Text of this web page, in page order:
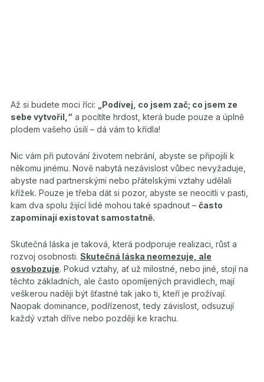
Až si budete moci říci:
„Podívej, co jsem zač; co jsem ze
sebe vytvořil,“ a pocítíte hrdost, která bude pouze a úplně
plodem vašeho úsilí – dá vám to křídla!
Nic vám při putování životem nebrání, abyste se připojili k
někomu jinému. Nově nabytá nezávislost vůbec nevyžaduje,
abyste nad partnerskými nebo přátelskými vztahy udělali
křížek. Pouze je třeba dát si pozor, abyste se neocitli v pasti,
kam dva spolu žijící lidé mohou také spadnout – často
zapomínají existovat samostatně.
Skutečná láska je taková, která podporuje realizaci, růst a
rozvoj osobnosti. Skutečná láska neomezuje, ale
osvobozuje. Pokud vztahy, ať už milostné, nebo jiné, stojí na
těchto základních, ale často opomíjených pravidlech, mají
veškerou naději být šťastné tak jako ti, kteří je prožívají.
Naopak dominance, podřízenost, tedy závislost, odsuzují
každý vztah dříve nebo později ke krachu.